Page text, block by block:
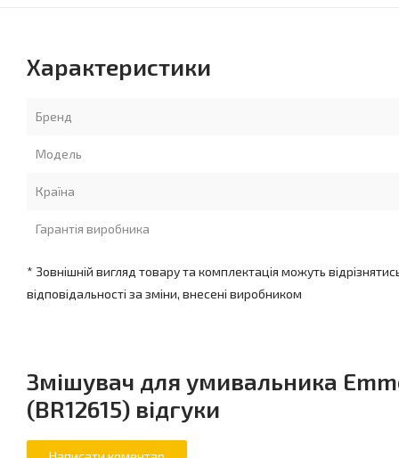
Характеристики
Бренд
Модель
Країна
Гарантія виробника
* Зовнішній вигляд товару та комплектація можуть
відповідальності за зміни, внесені виробником
Змішувач для умивальника
(BR12615) відгуки